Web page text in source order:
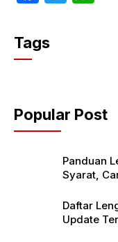
c
e
o
o
p
p
Tags
Popular Post
Panduan
Syarat,
Daftar
Update